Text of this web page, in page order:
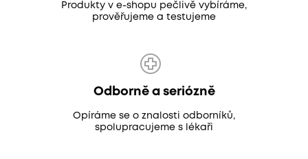
Produkty v e-shopu pečlivě vybíráme,
prověřujeme a testujeme
Odborně a seriózně
Opíráme se o znalosti odborníků,
spolupracujeme s lékaři